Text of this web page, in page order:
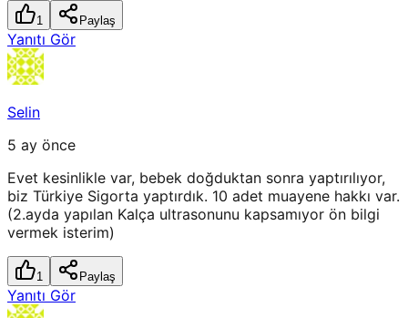
1 Paylaş
Yanıtı Gör
Selin
5 ay önce
Evet kesinlikle var, bebek doğduktan sonra yaptırılıyor,
biz Türkiye Sigorta yaptırdık. 10 adet muayene hakkı var.
(2.ayda yapılan Kalça ultrasonunu kapsamıyor ön bilgi
vermek isterim)
1 Paylaş
Yanıtı Gör